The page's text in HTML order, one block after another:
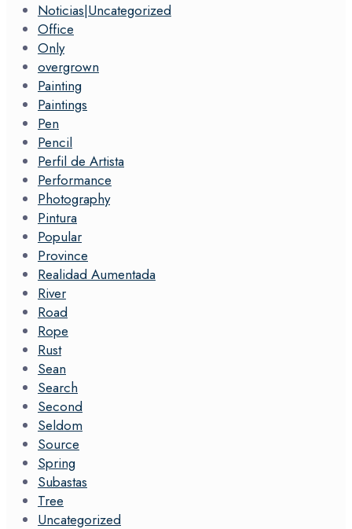
Noticias|Uncategorized
Office
Only
overgrown
Painting
Paintings
Pen
Pencil
Perfil de Artista
Performance
Photography
Pintura
Popular
Province
Realidad Aumentada
River
Road
Rope
Rust
Sean
Search
Second
Seldom
Source
Spring
Subastas
Tree
Uncategorized